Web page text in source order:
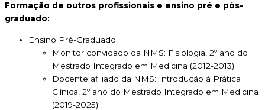
Formação de outros profissionais e ensino pré e pós-
graduado:
Ensino Pré-Graduado:
Monitor convidado da NMS: Fisiologia, 2º ano do
Mestrado Integrado em Medicina (2012-2013)
Docente afiliado da NMS: Introdução à Prática
Clínica, 2º ano do Mestrado Integrado em Medicina
(2019-2025)